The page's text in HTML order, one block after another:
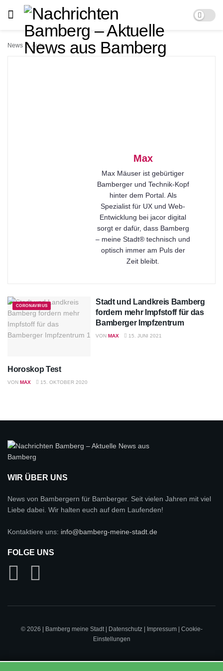
News Autor
Max
Max Mäuser ist gebürtiger
Bamberger und Technik-Kopf
hinter dem Portal. Als
Spezialist für UX und Web-
Entwicklung bei jacor digital
sorgt er dafür, dass Bamberg
– meine Stadt® technisch und
optisch immer am Puls der
Zeit bleibt.
CORONAVIRUS
Stadt und Landkreis Bamberg
fordern mehr Impfstoff für das
Bamberger Impfzentrum
VON MAX 15. JUNI 2021
HOROSKOP
Horoskop Test
VON MAX 15. OKTOBER 2020
WIR ÜBER UNS
News von Bambergern für Bamberger. Seit vielen Jahren mit viel
Liebe dabei. Wir halten euch auf dem Laufenden!
Kontaktiere uns: info@bamberg-meine-stadt.de
FOLGE UNS
© 2026 | Bamberg meine Stadt | Datenschutz| Impressum| Cookie-
Einstellungen